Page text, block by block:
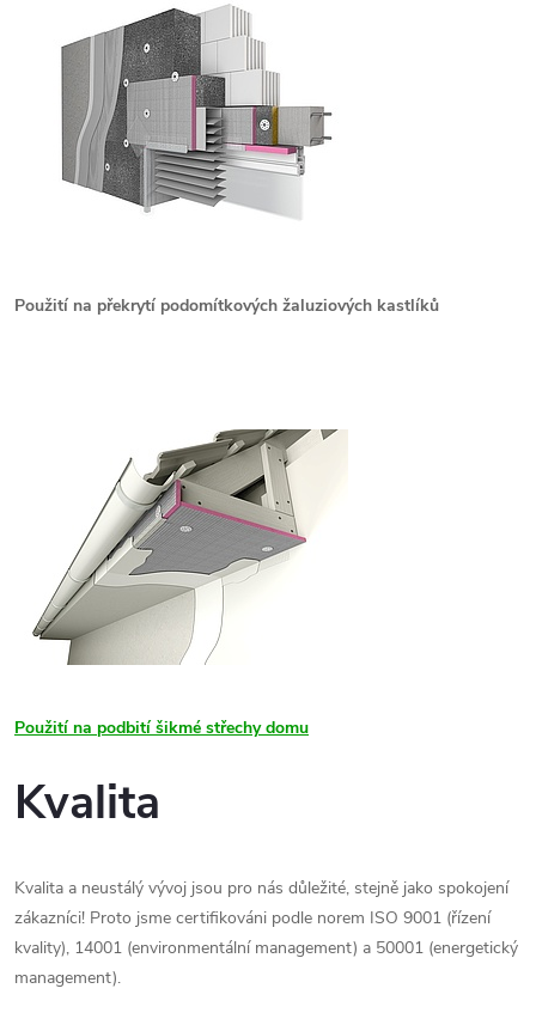
Použití na překrytí podomítkových žaluziových kastlíků
Použití na podbití šikmé střechy domu
Kvalita
Kvalita a neustálý vývoj jsou pro nás důležité, stejně jako spokojení
zákazníci! Proto jsme certifikováni podle norem ISO 9001 (řízení
kvality), 14001 (environmentální management) a 50001 (energetický
management).